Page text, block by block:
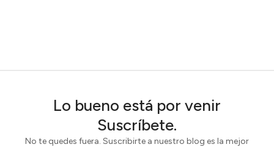
Lo bueno está por venir
Suscríbete.
No te quedes fuera. Suscribirte a nuestro blog es la mejor